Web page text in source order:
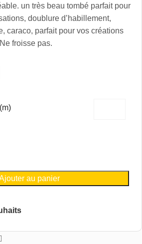
un très beau tombé parfait pour
doublure d’habillement,
caraco, parfait pour vos créations
froisse pas.
au panier